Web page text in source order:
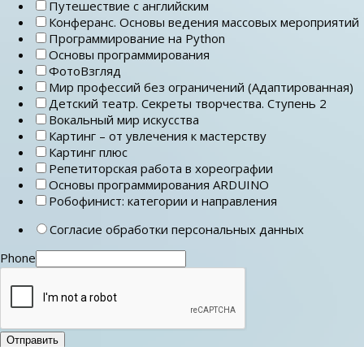
Путешествие с английским
Конферанс. Основы ведения массовых мероприятий
Программирование на Python
Основы программирования
ФотоВзгляд
Мир профессий без ограничений (Адаптированная)
Детский театр. Секреты творчества. Ступень 2
Вокальный мир искусства
Картинг – от увлечения к мастерству
Картинг плюс
Репетиторская работа в хореографии
Основы программирования ARDUINO
Робофинист: категории и направления
Согласие обработки персональных данных
Phone
Отправить